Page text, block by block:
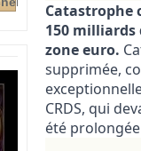
Catastrophe
150 milliards
zone euro.
supprimée,
CRDS, qui
été